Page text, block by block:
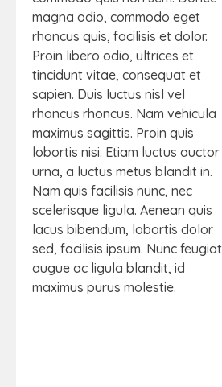
magna odio, commodo eget
rhoncus quis, facilisis et dolor.
Proin libero odio, ultrices et
tincidunt vitae, consequat et
sapien. Duis luctus nisl vel
rhoncus rhoncus. Nam vehicula
maximus sagittis. Proin quis
lobortis nisi. Etiam luctus auctor
urna, a luctus metus blandit in.
Nam quis facilisis nunc, nec
scelerisque ligula. Aenean quis
lacus bibendum, lobortis dolor
sed, facilisis ipsum. Nunc feugiat
augue ac ligula blandit, id
maximus purus molestie.